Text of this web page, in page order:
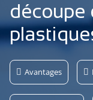
découpe
Avantages